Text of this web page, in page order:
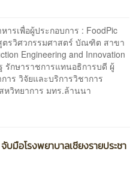
เพื่อผู้ประกอบการ : FoodPic
ตรวิศวกรรมศาสตร์ บัณฑิต สาขา
Engineering and Innovation
รักษาราชการแทนอธิการบดี ผู้
าร วิจัยและบริการวิชาการ
วิทยาการ มทร.ล้านนา
บมือโรงพยาบาลเชียงรายประชา